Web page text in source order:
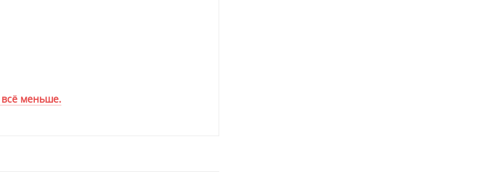
всё меньше.